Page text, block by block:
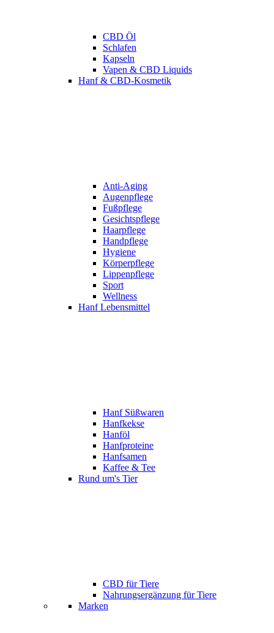
CBD Öl
Schlafen
Kapseln
Vapen & CBD Liquids
Hanf & CBD-Kosmetik
Anti-Aging
Augenpflege
Fußpflege
Gesichtspflege
Haarpflege
Handpflege
Hygiene
Körperpflege
Lippenpflege
Sport
Wellness
Hanf Lebensmittel
Hanf Süßwaren
Hanfkekse
Hanföl
Hanfproteine
Hanfsamen
Kaffee & Tee
Rund um's Tier
CBD für Tiere
Nahrungsergänzung für Tiere
Marken